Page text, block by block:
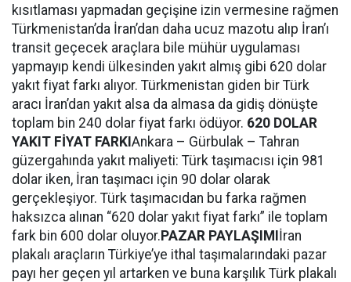
kısıtlaması yapmadan geçişine izin vermesine rağmen
Türkmenistan’da İran’dan daha ucuz mazotu alıp İran’ı
transit geçecek araçlara bile mühür uygulaması
yapmayıp kendi ülkesinden yakıt almış gibi 620 dolar
yakıt fiyat farkı alıyor. Türkmenistan giden bir Türk
aracı İran’dan yakıt alsa da almasa da gidiş dönüşte
toplam bin 240 dolar fiyat farkı ödüyor. 620 DOLAR
YAKIT FİYAT FARKI Ankara – Gürbulak – Tahran
güzergahında yakıt maliyeti: Türk taşımacısı için 981
dolar iken, İran taşımacı için 90 dolar olarak
gerçekleşiyor. Türk taşımacıdan bu farka rağmen
haksızca alınan “620 dolar yakıt fiyat farkı” ile toplam
fark bin 600 dolar oluyor. PAZAR PAYLAŞIMI İran
plakalı araçların Türkiye’ye ithal taşımalarındaki pazar
payı her geçen yıl artarken ve buna karşılık Türk plakalı